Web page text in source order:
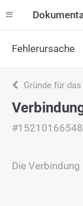
Fehlerursache
Gründe für
Die